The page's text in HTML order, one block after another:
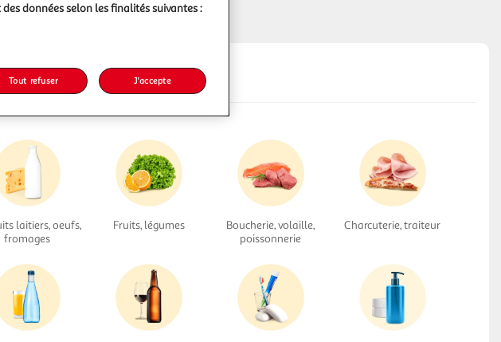
autre recherche...
dans nos rayons
laitiers, oeufs,
fromages
Fruits, légumes
Boucherie, volaille,
poissonnerie
Charcuterie, traiteur
données selon les finalités suivantes :
Tout refuser J'accepte